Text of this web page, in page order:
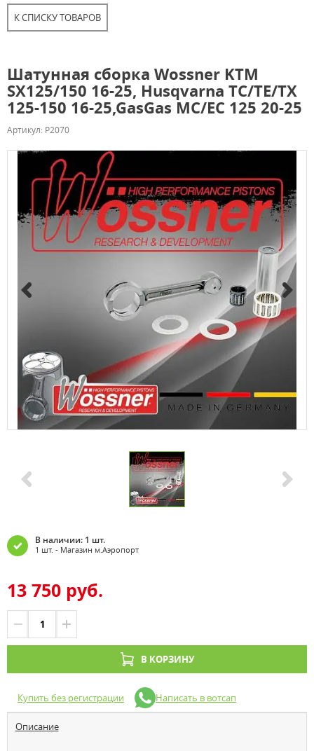
К СПИСКУ ТОВАРОВ
Шатунная сборка Wossner KTM
SX125/150 16-25, Husqvarna TC/TE/TX
125-150 16-25,GasGas MC/EC 125 20-25
Артикул: P2070
В наличии: 1 шт.
1 шт. - Магазин м.Аэропорт
13 750 руб.
В КОРЗИНУ
Купить без регистрации Написать в вотсап
Описание